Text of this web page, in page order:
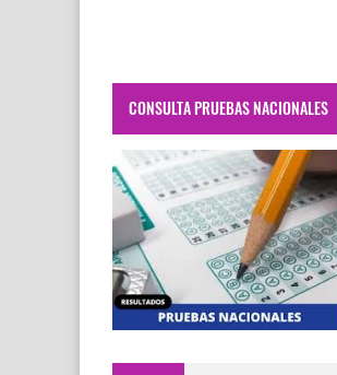
CONSULTA PRUEBAS NACIONALES